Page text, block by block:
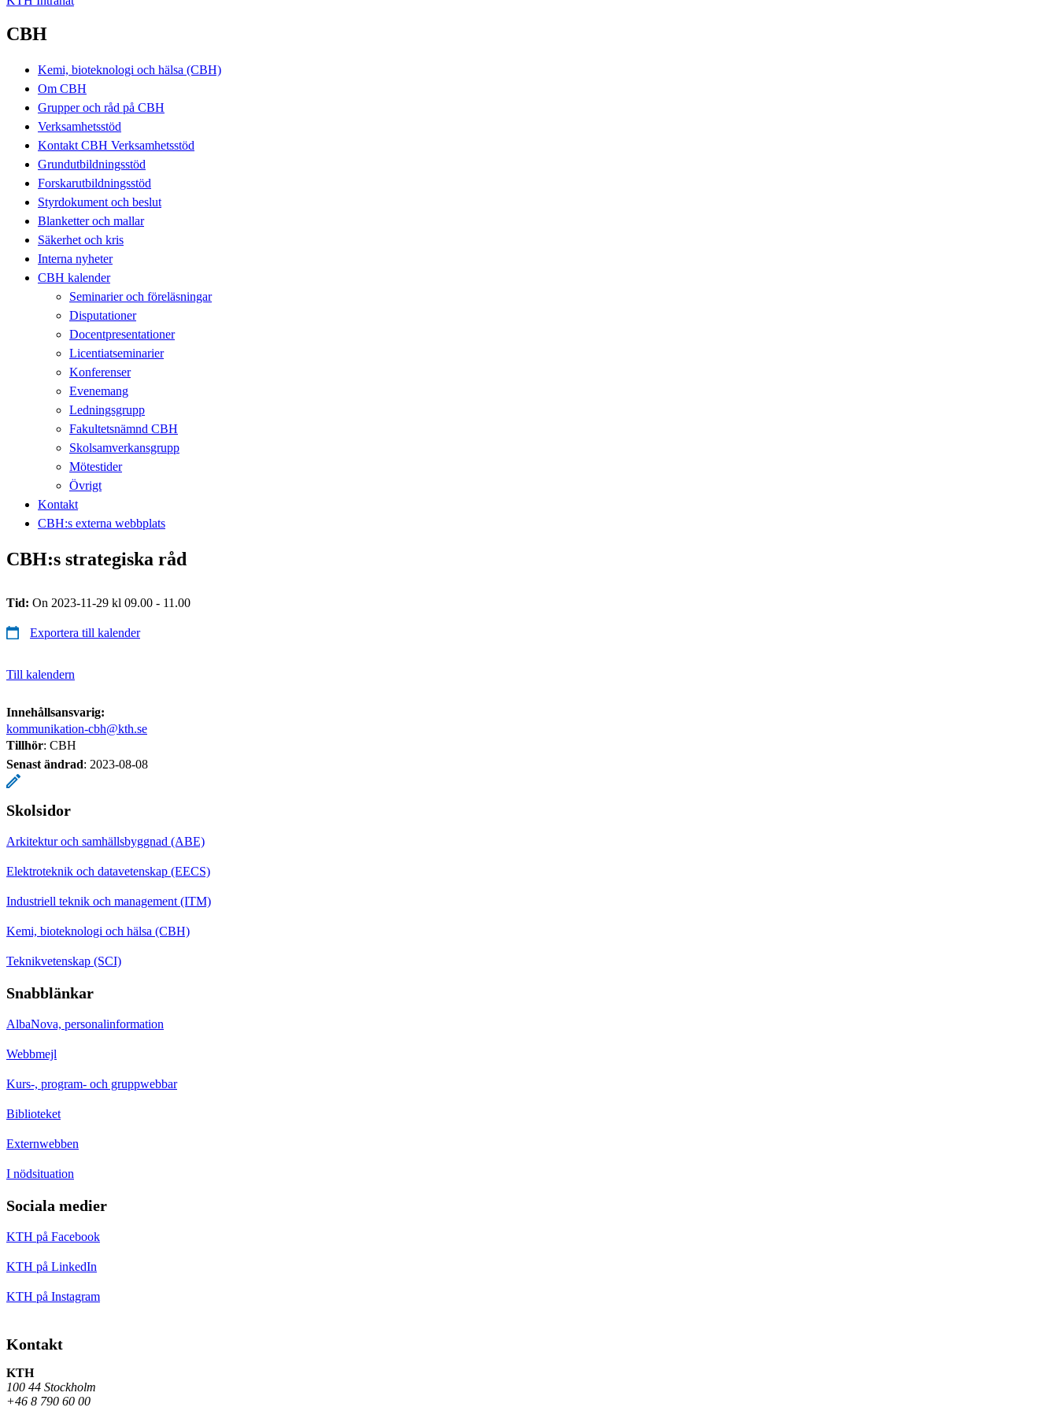
CBH
Kemi, bioteknologi och hälsa (CBH)
Om CBH
Grupper och råd på CBH
Verksamhetsstöd
Kontakt CBH Verksamhetsstöd
Grundutbildningsstöd
Forskarutbildningsstöd
Styrdokument och beslut
Blanketter och mallar
Säkerhet och kris
Interna nyheter
CBH kalender
Seminarier och föreläsningar
Disputationer
Docentpresentationer
Licentiatseminarier
Konferenser
Evenemang
Ledningsgrupp
Fakultetsnämnd CBH
Skolsamverkansgrupp
Mötestider
Övrigt
Kontakt
CBH:s externa webbplats
CBH:s strategiska råd
Tid: On 2023-11-29 kl 09.00 - 11.00
Exportera till kalender
Till kalendern
Innehållsansvarig:
kommunikation-cbh@kth.se
Tillhör: CBH
Senast ändrad: 2023-08-08
Skolsidor
Arkitektur och samhällsbyggnad (ABE)
Elektroteknik och datavetenskap (EECS)
Industriell teknik och management (ITM)
Kemi, bioteknologi och hälsa (CBH)
Teknikvetenskap (SCI)
Snabblänkar
AlbaNova, personalinformation
Webbmejl
Kurs-, program- och gruppwebbar
Biblioteket
Externwebben
I nödsituation
Sociala medier
KTH på Facebook
KTH på LinkedIn
KTH på Instagram
Kontakt
KTH
100 44 Stockholm
+46 8 790 60 00